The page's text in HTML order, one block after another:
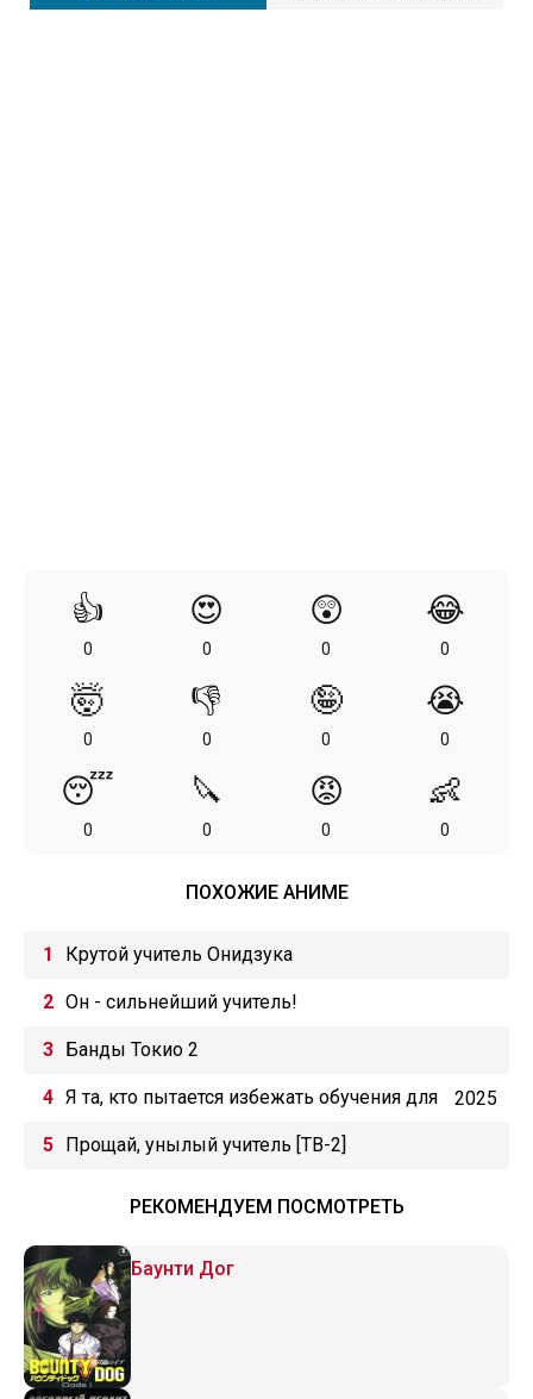
👍
0
😍
0
😲
0
😂
0
🤯
0
👎
0
🤪
0
😭
0
😴
0
🔪
0
😡
0
👶
0
ПОХОЖИЕ АНИМЕ
Крутой учитель Онидзука
Он - сильнейший учитель!
Банды Токио 2
Я та, кто пытается избежать обучения для
принцесс
2025
Прощай, унылый учитель [ТВ-2]
РЕКОМЕНДУЕМ ПОСМОТРЕТЬ
Баунти Дог